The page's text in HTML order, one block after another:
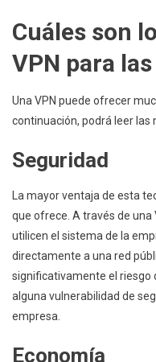
Cuáles son
VPN para
Una VPN puede ofrecer
continuación, podrá leer las
Seguridad
La mayor ventaja de esta
que ofrece. A través de una
utilicen el sistema de la
directamente a una red
significativamente el riesgo
alguna vulnerabilidad de
empresa.
Economía